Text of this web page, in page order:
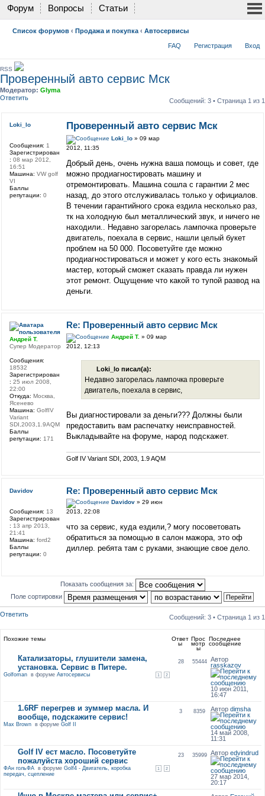
Форум Вопросы Статьи
Список форумов ‹ Продажа и покупка ‹ Автосервисы
FAQ Регистрация Вход
RSS
Проверенный авто сервис Мск
Модератор: Glyma
Ответить
Сообщений: 3 • Страница 1 из 1
Проверенный авто сервис Мск
Loki_lo» 09 мар
2012, 11:35
Добрый день, очень нужна ваша помощь и совет, где
можно продиагностировать машину и
отремонтировать. Машина сошла с гарантии 2 мес
назад, до этого отслуживалась только у официалов.
В течении гарантийного срока ездила несколько раз,
тк на холодную был металлический звук, и ничего не
находили.. Недавно загорелась лампочка проверьте
двигатель, поехала в сервис, нашли целый букет
проблем на 50 000. Посоветуйте где можно
продиагностироваться и может у кого есть знакомый
мастер, который сможет сказать правда ли нужен
этот ремонт. Ощущение что какой то тупой развод на
деньги.
Loki_lo
Сообщения: 1
Зарегистрирован
: 08 мар 2012,
16:51
Машина: VW golf
VI
Баллы
репутации: 0
Re: Проверенный авто сервис Мск
Андрей Т. » 09 мар
2012, 12:13
Loki_lo писал(а):
Недавно загорелась лампочка проверьте
двигатель, поехала в сервис,
Вы диагностировали за деньги??? Должны были
предоставить вам распечатку неисправностей.
Выкладывайте на форуме, народ подскажет.
Golf IV Variant SDI, 2003, 1.9 AQM
Андрей Т.
Супер Модератор
Сообщения:
18532
Зарегистрирован
: 25 июл 2008,
22:00
Откуда: Москва,
Ясенево
Машина: GolfIV
Variant
SDI,2003,1.9AQM
Баллы
репутации: 171
Re: Проверенный авто сервис Мск
Davidov» 29 июн
2013, 22:08
что за сервис, куда ездили,? могу посоветовать
обратиться за помощью в салон мажора, это оф
диллер. ребята там с руками, знающие свое дело.
Davidov
Сообщения: 13
Зарегистрирован
: 13 апр 2013,
21:41
Машина: ford2
Баллы
репутации: 0
Показать сообщения за:
Поле сортировки
Ответить Сообщений: 3 • Страница 1 из 1
Похожие темы Ответ
ы
Прос
мотр
ы
Последнее
сообщение
Катализаторы, глушители замена,
установка. Сервис в Питере.
1 2
Golfomanв форуме Автосервисы
28 55444
Автор
rasskazov
10 июн 2011,
16:47
1.6RF перегрев и зуммер масла. И
вообще, подскажите сервис!
Max Brownв форуме Golf II
3 8359 Авторdimsha
14 май 2008,
11:31
Golf IV ест масло. Посоветуйте
пожалуйста хороший сервис
1 2
ФАн гольФАв форуме Golf4 - Двигатель, коробка
передач, сцепление
23 35999 Авторedvindrud
27 мар 2014,
20:17